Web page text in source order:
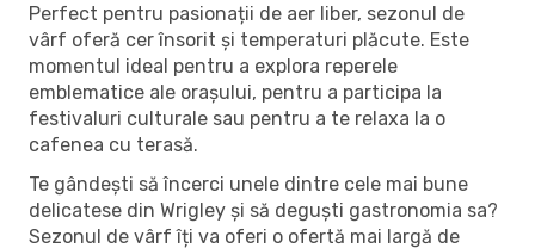
Perfect pentru pasionații de aer liber, sezonul de
vârf oferă cer însorit și temperaturi plăcute. Este
momentul ideal pentru a explora reperele
emblematice ale orașului, pentru a participa la
festivaluri culturale sau pentru a te relaxa la o
cafenea cu terasă.
Te gândești să încerci unele dintre cele mai bune
delicatese din Wrigley și să deguști gastronomia sa?
Sezonul de vârf îți va oferi o ofertă mai largă de